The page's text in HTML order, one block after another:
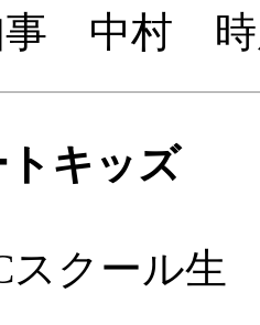
事 中村 時
キッズ
スクール生